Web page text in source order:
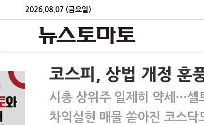
2026.08.07 (금요일)
코스피, 상법 개정 훈
시총 상위주 일제히 약세…셀
차익실현 매물 쏟아진 코스